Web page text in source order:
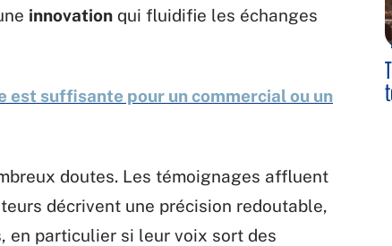
innovation qui fluidifie les échanges
est suffisante pour un commercial ou un
doutes. Les témoignages affluent
décrivent une précision redoutable,
en particulier si leur voix sort des